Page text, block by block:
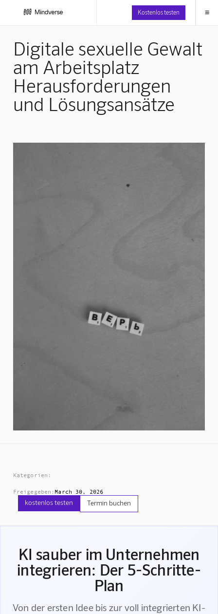
Kostenlos testen ≡
Digitale sexuelle Gewalt
am Arbeitsplatz
Herausforderungen
und Lösungsansätze
Kategorien:
Freigegeben: March 30, 2026
kostenlos testen Termin buchen
KI sauber im Unternehmen
integrieren: Der 5-Schritte-
Plan
Von der ersten Idee bis zur voll integrierten KI-